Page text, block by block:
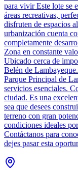
para vivir Este lote se
áreas recreativas,
disfruten de espacios
urbanización cuenta
completamente
Zona en constante
Ubicado cerca de
Belén de
Parque Principal de
servicios esenciales.
ciudad. Es una
sea que desees
terreno con gran
condiciones ideales
Contáctanos para
dejes pasar esta